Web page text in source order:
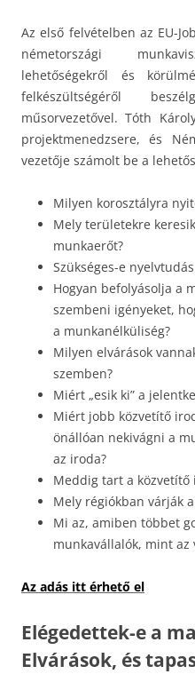
Az első felvételben az EU-
németországi
lehetőségekről és
felkészültségéről
műsorvezetővel. Tóth
projektmenedzsere, és
vezetője számolt be a
Milyen korosztályra
Mely területekre
munkaerőt?
Szükséges-e
Hogyan befolyásolja a
szembeni igényeket,
a munkanélküliség?
Milyen elvárások
szemben?
Miért „esik ki” a
Miért jobb közvetítő
önállóan nekivágni a
az iroda?
Meddig tart a közvetítő
Mely régiókban várják
Mi az, amiben többet
munkavállalók, mint az
Az adás itt érhető el
Elégedettek-e a
Elvárások, és